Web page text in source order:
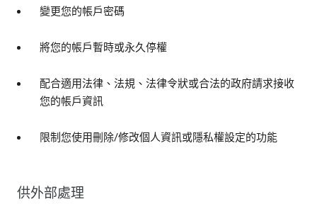
變更您的帳戶密碼
將您的帳戶暫時或永久停權
配合適用法律、法規、法律令狀或合法的政府請求接收
您的帳戶資訊
限制您使用刪除/修改個人資訊或隱私權設定的功能
供外部處理